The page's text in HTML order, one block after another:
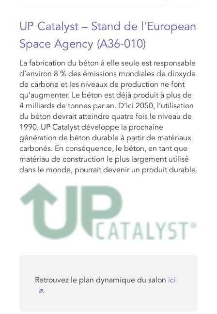
UP Catalyst – Stand de l'European
Space Agency (A36-010)
La fabrication du béton à elle seule est responsable
d’environ 8 % des émissions mondiales de dioxyde
de carbone et les niveaux de production ne font
qu’augmenter. Le béton est déjà produit à plus de
4 milliards de tonnes par an. D’ici 2050, l’utilisation
du béton devrait atteindre quatre fois le niveau de
1990. UP Catalyst développe la prochaine
génération de béton durable à partir de matériaux
carbonés. En conséquence, le béton, en tant que
matériau de construction le plus largement utilisé
dans le monde, pourrait devenir un produit durable.
Retrouvez le plan dynamique du salon ici
.